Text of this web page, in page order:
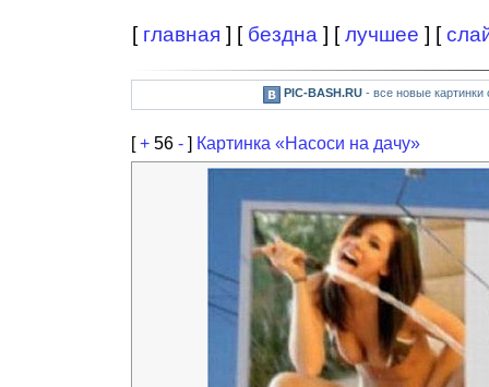
[ главная ] [ бездна ] [лучшее ] [
PIC-BASH.RU- все новые картинки
[+ 56 - ] Картинка «Насоси на дачу»